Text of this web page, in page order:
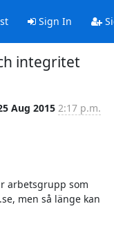
Sign In
integritet
Aug 2015 2:17 p.m.
arbetsgrupp som
men så länge kan